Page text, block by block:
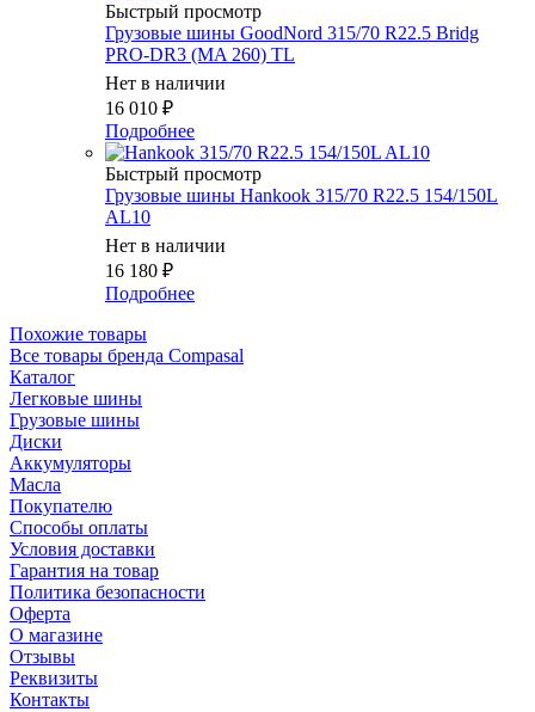
Быстрый просмотр
Грузовые шины GoodNord 315/70 R22.5 Bridg
PRO-DR3 (MA 260) TL
Нет в наличии
16 010 ₽
Подробнее
Быстрый просмотр
Грузовые шины Hankook 315/70 R22.5 154/150L
AL10
Нет в наличии
16 180 ₽
Подробнее
Похожие товары
Все товары бренда Compasal
Каталог
Легковые шины
Грузовые шины
Диски
Аккумуляторы
Масла
Покупателю
Способы оплаты
Условия доставки
Гарантия на товар
Политика безопасности
Оферта
О магазине
Отзывы
Реквизиты
Контакты